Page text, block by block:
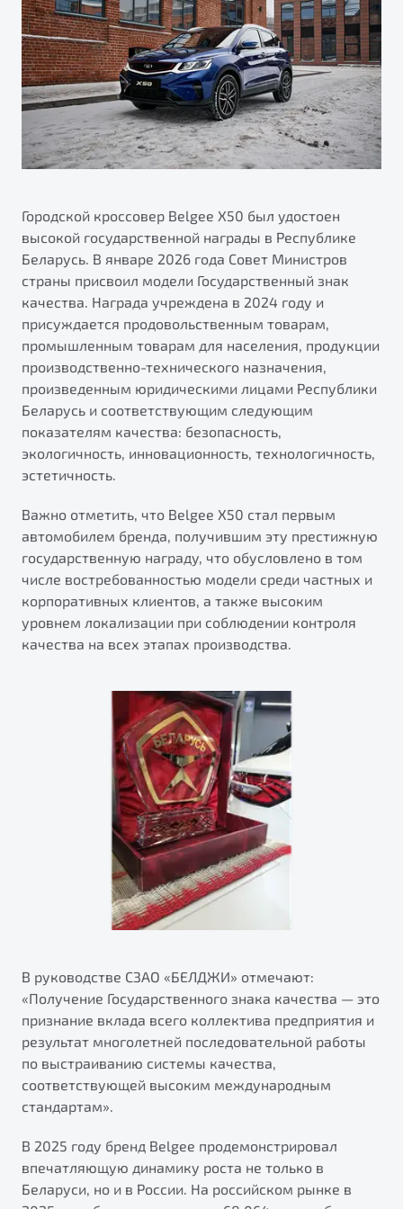
Яркий кроссовер
от 2 219 990 ₽*
Обзор В наличии
Элегантный и практичный седан
от 1 699 990 ₽*
Обзор В наличии
X70
Универсальный кроссовер
от 2 499 990 ₽*
В наличии
Автокредит
Трейд-ин
Страхование
Расчет КАСКО
Узнайте о специальных выгодах при покупке
автомобиля Belgee
Подробно
Автомобили в наличии
Тест-драйв
Автокредит
Спецпредложения
ПОДДЕРЖКА
Гарантия Belgee
Belgee Линк
Belgee Клуб
Belgee Плюс
Клиентская поддержка
Помощь на дорогах
Будьте еще более уверены на дорогах с программой
"Помощь на дорогах"
Преимущества программы
Клиентская поддержка
О дилерском центре
Правовая информация
Городской кроссовер Belgee Х50 был удостоен
высокой государственной награды в Республике
Беларусь. В январе 2026 года Совет Министров
страны присвоил модели Государственный знак
качества. Награда учреждена в 2024 году и
присуждается продовольственным товарам,
промышленным товарам для населения, продукции
производственно-технического назначения,
произведенным юридическими лицами Республики
Беларусь и соответствующим следующим
показателям качества: безопасность,
экологичность, инновационность, технологичность,
эстетичность.
Важно отметить, что Belgee X50 стал первым
автомобилем бренда, получившим эту престижную
государственную награду, что обусловлено в том
числе востребованностью модели среди частных и
корпоративных клиентов, а также высоким
уровнем локализации при соблюдении контроля
качества на всех этапах производства.
В руководстве СЗАО «БЕЛДЖИ» отмечают:
«Получение Государственного знака качества — это
признание вклада всего коллектива предприятия и
результат многолетней последовательной работы
по выстраиванию системы качества,
соответствующей высоким международным
стандартам».
В 2025 году бренд Belgee продемонстрировал
впечатляющую динамику роста не только в
Беларуси, но и в России. На российском рынке в